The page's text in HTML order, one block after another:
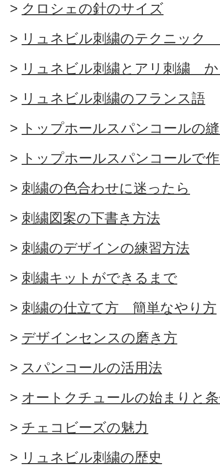
クロシェの針のサイズ
リュネビル刺繍のテクニック
リュネビル刺繍とアリ刺繍
リュネビル刺繍のフランス語
トップホールスパンコールの
トップホールスパンコールで
刺繍の色合わせに迷ったら
刺繍図案の下書き方法
刺繍のデザインの練習方法
刺繍キットができるまで
刺繍の仕立て方 簡単なやり方
デザインセンスの磨き方
スパンコールの活用法
オートクチュールの始まりと
チェコビーズの魅力
リュネビル刺繍の歴史